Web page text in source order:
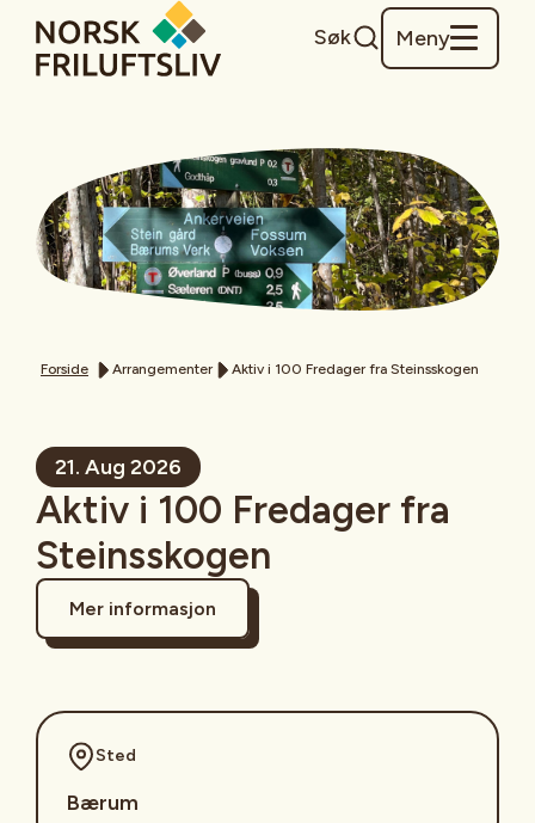
Søk Meny
Forside Arrangementer Aktiv i 100 Fredager fra Steinsskogen
21. Aug 2026
Aktiv i 100 Fredager fra
Steinsskogen
Mer informasjon
Sted
Bærum